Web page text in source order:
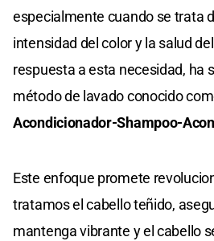
especialmente cuando se trata
intensidad del color y la salud
respuesta a esta necesidad, ha
método de lavado conocido
Acondicionador-Shampoo-
Este enfoque promete
tratamos el cabello teñido,
mantenga vibrante y el cabello